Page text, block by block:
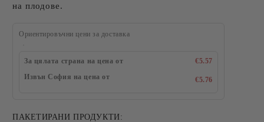
на плодове.
Ориентировъчни цени за доставка
За цялата страна на цена от
€5.57
Извън София на цена от
€5.76
ПАКЕТИРАНИ ПРОДУКТИ: